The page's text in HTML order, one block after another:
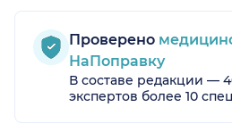
Проверено
НаПоправку
В составе редакции —
экспертов более 10